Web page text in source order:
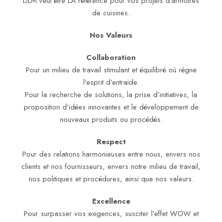
de cuisines.
Nos Valeurs
Collaboration
Pour un milieu de travail stimulant et équilibré où règne
l’esprit d’entraide.
Pour la recherche de solutions, la prise d’initiatives, la
proposition d’idées innovantes et le développement de
nouveaux produits ou procédés.
Respect
Pour des relations harmonieuses entre nous, envers nos
clients et nos fournisseurs, envers notre milieu de travail,
nos politiques et procédures, ainsi que nos valeurs.
Excellence
Pour surpasser vos exigences, susciter l’effet WOW et